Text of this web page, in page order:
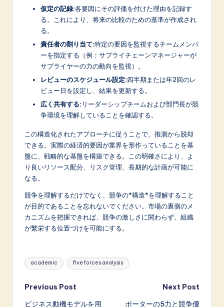
仮定の記録:各要因にその評価を付けた理由を記録す
る。これにより、将来の比較のための基準が作成され
る。
責任者の割り当て:特定の要因を監視するチームメンバ
ーを指定する（例：サプライチェーンマネージャーが
サプライヤーの力の動向を監視）。
レビューのスケジュール設定:四半期または年2回のレ
ビュー日を設定し、結果を更新する。
広く共有する: リーダーシップチームおよび部門長が競
争環境を理解していることを確認する。
この構造化されたアプローチに従うことで、推測から脱却
できる。実際の経済的要因が業界を形作っていることを基
盤に、戦略的な基盤を構築できる。この明確さにより、よ
り良いリソース配分、リスク管理、長期的な計画が可能に
なる。
競争を理解するだけでなく、競争の*構造*を理解すること
が目的であることを忘れないでください。市場の裏側のメ
カニズムを把握できれば、競争の激しさに関わらず、組織
が繁栄する位置づけを可能にする。
Tags:
academic five forces analysis
Post
Previous Post
ビジネス動機モデルを用
Next Post
ポーターの5力と競争優